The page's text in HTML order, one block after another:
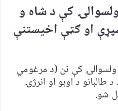
کې د شاه و
او ګټې اخیستنې
کې نن (د مرغومي
طالبانو د اوبو او انرژۍ
شو.